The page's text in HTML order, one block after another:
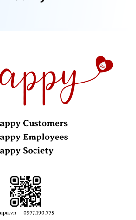
PE trong suốt dễ dàng quan sát
van xả áp.
liệu đạt tiêu chuẩn an toàn thực phẩm
cho ăn uống.
làm thay đổi độ pH tự nhiên của
nối thông dụng, có thể tự lắp dễ dàng
phẩm đã bao gồm đầy đủ phụ kiện
đặt
350 mm (đường kính x chiều cao)
tháng toàn quốc
thức bảo hành điện tử, chỉ cần cung
số điện thoại nhận hàng.